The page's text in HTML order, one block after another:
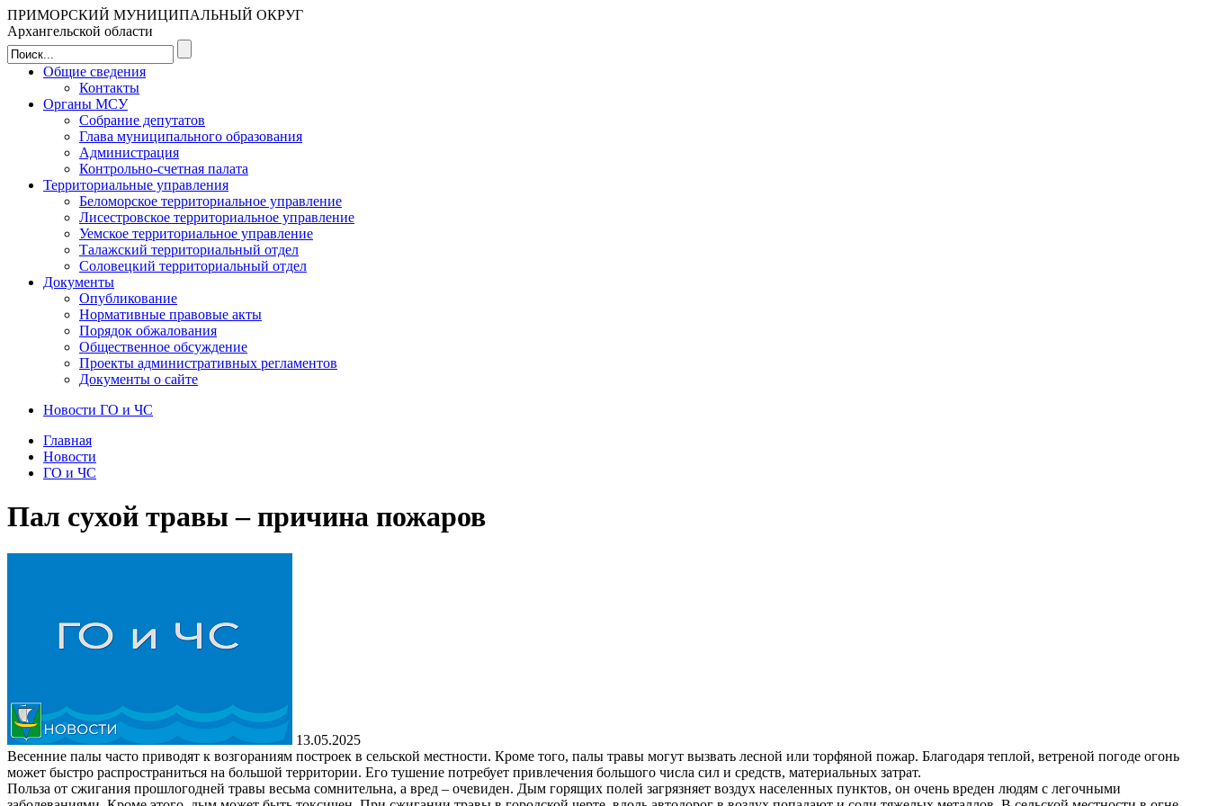
ПРИМОРСКИЙ МУНИЦИПАЛЬНЫЙ ОКРУГ
Архангельской области
Общие сведения
Контакты
Органы МСУ
Собрание депутатов
Глава муниципального образования
Администрация
Контрольно-счетная палата
Территориальные управления
Беломорское территориальное управление
Лисестровское территориальное управление
Уемское территориальное управление
Талажский территориальный отдел
Соловецкий территориальный отдел
Документы
Опубликование
Нормативные правовые акты
Порядок обжалования
Общественное обсуждение
Проекты административных регламентов
Документы о сайте
Новости ГО и ЧС
Главная
Новости
ГО и ЧС
Пал сухой травы – причина пожаров
13.05.2025
Весенние палы часто приводят к возгораниям построек в сельской местности. Кроме того, палы травы могут вызвать лесной или торфяной пожар. Благодаря теплой, ветреной погоде огонь
может быстро распространиться на большой территории. Его тушение потребует привлечения большого числа сил и средств, материальных затрат.
Польза от сжигания прошлогодней травы весьма сомнительна, а вред – очевиден. Дым горящих полей загрязняет воздух населенных пунктов, он очень вреден людям с легочными